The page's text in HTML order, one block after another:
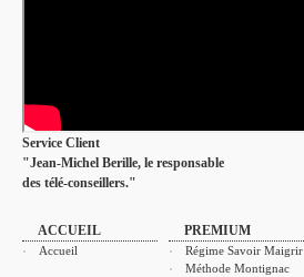
Service Client
"Jean-Michel Berille, le responsable
des télé-conseillers."
ACCUEIL
Accueil
PREMIUM
Régime Savoir Maigrir
Méthode Montignac